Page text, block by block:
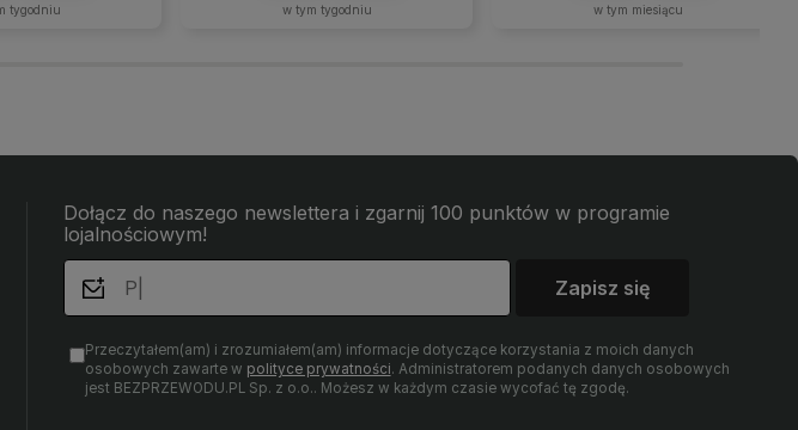
tygodniu w tym tygodniu w tym miesiącu
Dołącz do naszego newslettera i zgarnij 100 punktów w programie
lojalnościowym!
Zapisz się
Przeczytałem(am) i zrozumiałem(am) informacje dotyczące korzystania z moich danych
osobowych zawarte w polityce prywatności. Administratorem podanych danych osobowych
jest BEZPRZEWODU.PL Sp. z o.o.. Możesz w każdym czasie wycofać tę zgodę.